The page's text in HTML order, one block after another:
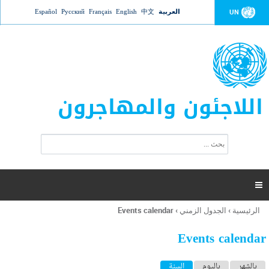
Jump to navigation UN العربية 中文
English
Français
Русский
Español
اللاجئون والمهاجرون
ت
ر
ل
ح
ب

أنت
هنا
الرئيسية › الجدول الزمني ›
Events calendar
Events calendar